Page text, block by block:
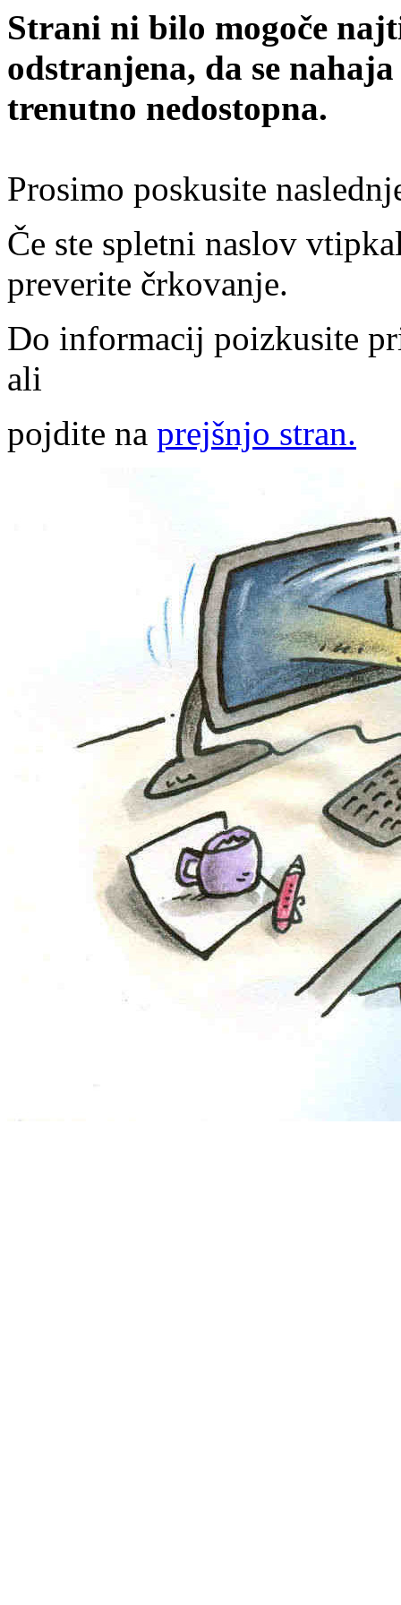
Strani ni bilo mogoče
odstranjena, da se
trenutno nedostopna.
Prosimo poskusite
Če ste spletni naslov
preverite črkovanje.
Do informacij poizkusite
ali
pojdite na prejšnjo stran.